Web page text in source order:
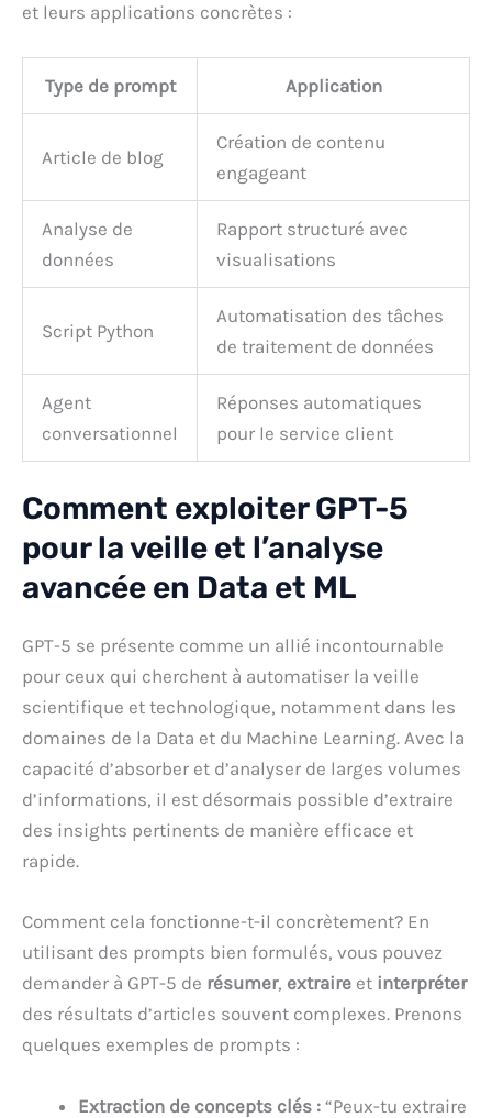
et leurs applications concrètes :
Type de prompt Application
Article de blog
Création de contenu
engageant
Analyse de
données
Rapport structuré avec
visualisations
Script Python
Automatisation des tâches
de traitement de données
Agent
conversationnel
Réponses automatiques
pour le service client
Comment exploiter GPT-5
pour la veille et l’analyse
avancée en Data et ML
GPT-5 se présente comme un allié incontournable
pour ceux qui cherchent à automatiser la veille
scientifique et technologique, notamment dans les
domaines de la Data et du Machine Learning. Avec la
capacité d’absorber et d’analyser de larges volumes
d’informations, il est désormais possible d’extraire
des insights pertinents de manière efficace et
rapide.
Comment cela fonctionne-t-il concrètement? En
utilisant des prompts bien formulés, vous pouvez
demander à GPT-5 de résumer, extraire et interpréter
des résultats d’articles souvent complexes. Prenons
quelques exemples de prompts :
Extraction de concepts clés : “Peux-tu extraire